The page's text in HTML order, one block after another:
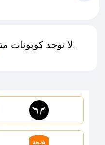
لا توجد كوبونات متاحة لـهذا المتجر حاليًا.